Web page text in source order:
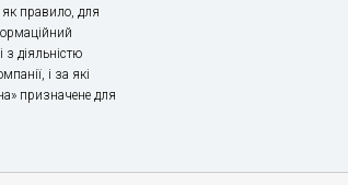
правило, для
діяльністю
і за які
призначене для